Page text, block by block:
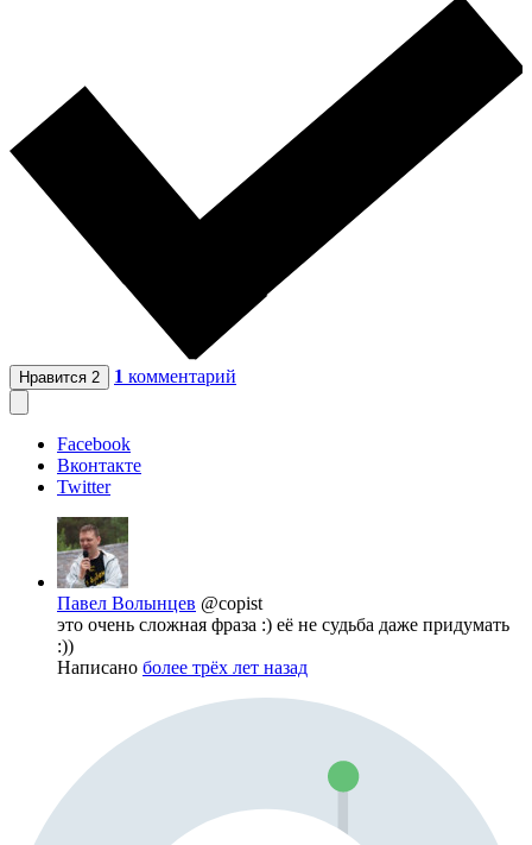
Нравится 2 1 комментарий
Facebook
Вконтакте
Twitter
Павел Волынцев @copist
это очень сложная фраза :) её не судьба даже придумать
:))
Написано более трёх лет назад